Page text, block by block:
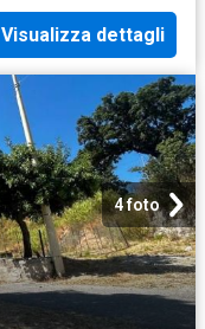
Visualizza dettagli
4 foto